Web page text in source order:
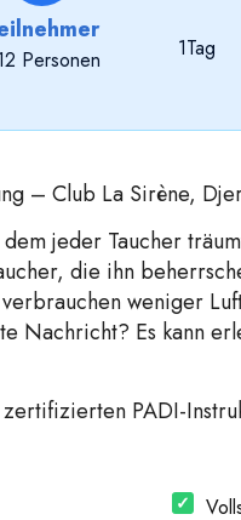
Personen 1Tag
– Club La Sirène,
jeder Taucher
die ihn
weniger
Nachricht? Es kann
PADI-